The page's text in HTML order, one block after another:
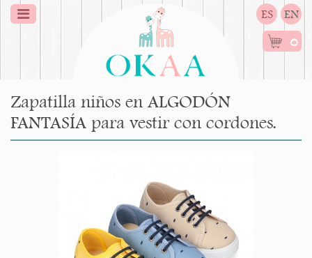
ES EN
0
Zapatilla niños en ALGODÓN
FANTASÍA para vestir con cordones.